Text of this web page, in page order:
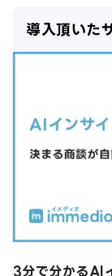
導入頂いた
3分で分かるAI